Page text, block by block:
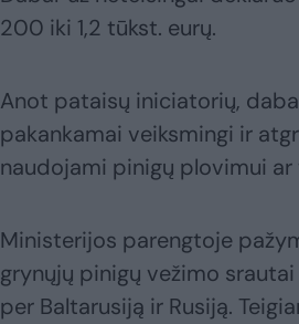
200 iki 1,2 tūkst. eurų.
Anot pataisų iniciatorių,
pakankamai veiksmingi ir
naudojami pinigų plovimui
Ministerijos parengtoje
grynųjų pinigų vežimo
per Baltarusiją ir Rusiją.